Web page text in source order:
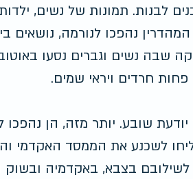
לבנות. תמונות של נשים,
המהדרין נהפכו לנורמה, נושאים
שבה נשים וגברים נסעו
חרדים ויראי שמים.
שובע. יותר מזה, הן
לשכנע את הממסד האקדמי
לשילובם בצבא, באקדמיה